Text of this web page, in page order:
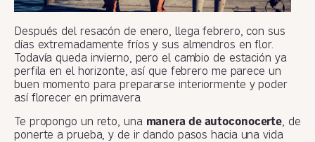
Después del resacón de enero, llega febrero, con sus
días extremadamente fríos y sus almendros en flor.
Todavía queda invierno, pero el cambio de estación ya
perfila en el horizonte, así que febrero me parece un
buen momento para prepararse interiormente y poder
así florecer en primavera.
Te propongo un reto, una manera de autoconocerte, de
ponerte a prueba, y de ir dando pasos hacia una vida